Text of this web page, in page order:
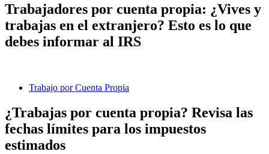
Trabajadores por cuenta propia: ¿Vives y
trabajas en el extranjero? Esto es lo que
debes informar al IRS
Trabajo por Cuenta Propia
¿Trabajas por cuenta propia? Revisa las
fechas límites para los impuestos
estimados